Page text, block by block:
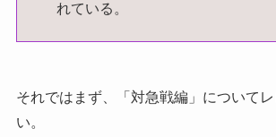
れている。
それではまず、「対急戦編」について
い。